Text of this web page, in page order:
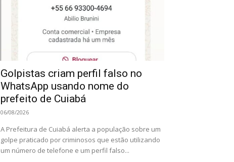
Golpistas criam perfil falso no
WhatsApp usando nome do
prefeito de Cuiabá
06/08/2026
A Prefeitura de Cuiabá alerta a população sobre um
golpe praticado por criminosos que estão utilizando
um número de telefone e um perfil falso...